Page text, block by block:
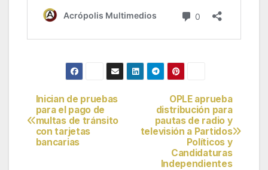
Navegación
de
OPLE aprueba
distribución para
pautas de radio y
televisión a Partidos
Políticos y
Candidaturas
Independientes
Inician de pruebas
para el pago de
multas de tránsito
con tarjetas
bancarias